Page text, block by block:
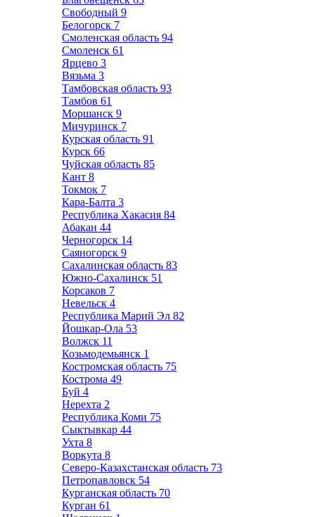
Свободный 9
Белогорск 7
Смоленская область 94
Смоленск 61
Ярцево 3
Вязьма 3
Тамбовская область 93
Тамбов 61
Моршанск 9
Мичуринск 7
Курская область 91
Курск 66
Чуйская область 85
Кант 8
Токмок 7
Кара-Балта 3
Республика Хакасия 84
Абакан 44
Черногорск 14
Саяногорск 9
Сахалинская область 83
Южно-Сахалинск 51
Корсаков 7
Невельск 4
Республика Марий Эл 82
Йошкар-Ола 53
Волжск 11
Козьмодемьянск 1
Костромская область 75
Кострома 49
Буй 4
Нерехта 2
Республика Коми 75
Сыктывкар 44
Ухта 8
Воркута 8
Северо-Казахстанская область 73
Петропавловск 54
Курганская область 70
Курган 61